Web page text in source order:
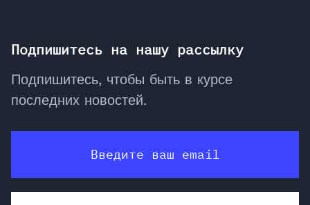
Подпишитесь на нашу рассылку
Подпишитесь, чтобы быть в курсе
последних новостей.